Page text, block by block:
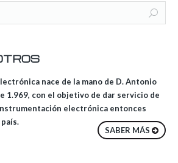
nace de la mano de D. Antonio
1.969, con el objetivo de dar servicio de
electrónica entonces
SABER MÁS